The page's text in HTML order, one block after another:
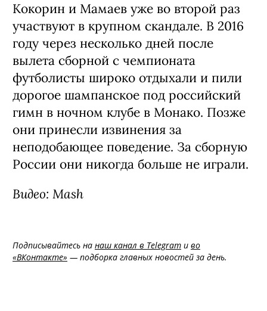
Кокорин и Мамаев уже во второй раз
участвуют в крупном скандале. В 2016
году через несколько дней после
вылета сборной с чемпионата
футболисты широко отдыхали и пили
дорогое шампанское под российский
гимн в ночном клубе в Монако. Позже
они принесли извинения за
неподобающее поведение. За сборную
России они никогда больше не играли.
Видео: Mash
Подписывайтесь на наш канал в Telegram и во
«ВКонтакте» — подборка главных новостей за день.